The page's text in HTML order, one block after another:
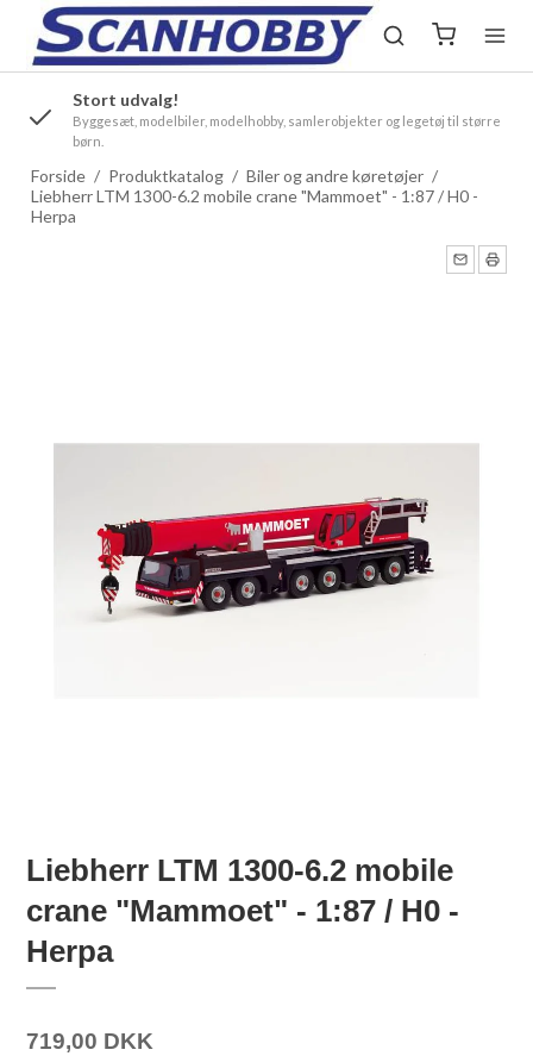
Stort udvalg!
Byggesæt, modelbiler, modelhobby, samlerobjekter og legetøj til større
børn.
Forside / Produktkatalog / Biler og andre køretøjer /
Liebherr LTM 1300-6.2 mobile crane "Mammoet" - 1:87 / H0 -
Herpa
Liebherr LTM 1300-6.2 mobile
crane "Mammoet" - 1:87 / H0 -
Herpa
719,00 DKK